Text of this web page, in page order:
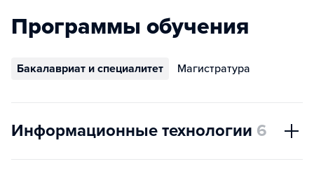
Программы обучения
Бакалавриат и специалитет Магистратура
Информационные технологии 6